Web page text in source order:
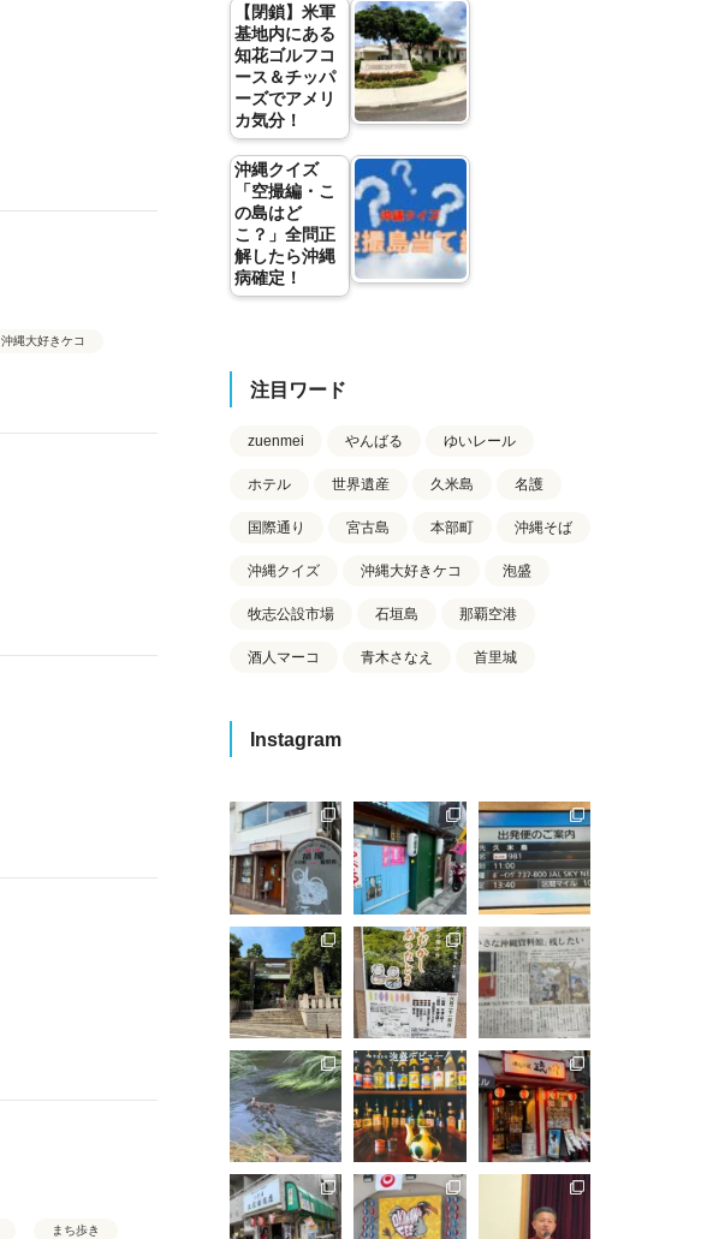
沖縄大好きケコ
まち歩き
【閉鎖】米軍
基地内にある
知花ゴルフコ
ース＆チッパ
ーズでアメリ
カ気分！
沖縄クイズ
「空撮編・こ
の島はど
こ？」全問正
解したら沖縄
病確定！
注目ワード
zuenmei やんばる ゆいレール
ホテル 世界遺産 久米島 名護
国際通り 宮古島 本部町 沖縄そば
沖縄クイズ 沖縄大好きケコ 泡盛
牧志公設市場 石垣島 那覇空港
酒人マーコ 青木さなえ 首里城
Instagram